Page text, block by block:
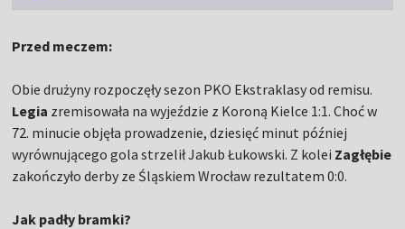
Przed meczem:
Obie drużyny rozpoczęły sezon PKO Ekstraklasy od remisu.
Legia zremisowała na wyjeździe z Koroną Kielce 1:1. Choć w
72. minucie objęła prowadzenie, dziesięć minut później
wyrównującego gola strzelił Jakub Łukowski. Z kolei Zagłębie
zakończyło derby ze Śląskiem Wrocław rezultatem 0:0.
Jak padły bramki?